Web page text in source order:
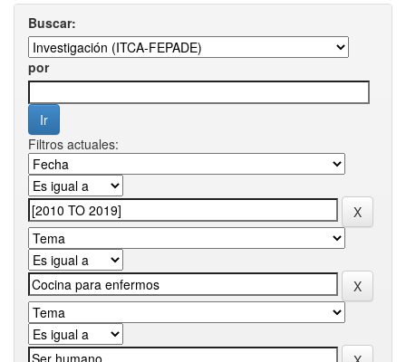
Buscar:
por
Filtros actuales: